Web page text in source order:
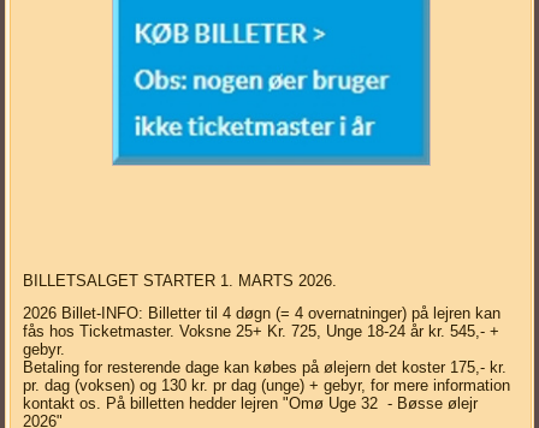
BILLETSALGET STARTER 1. MARTS 2026.
2026 Billet-INFO: Billetter til 4 døgn (= 4 overnatninger) på lejren kan
fås hos Ticketmaster. Voksne 25+ Kr. 725, Unge 18-24 år kr. 545,- +
gebyr.
Betaling for resterende dage kan købes på ølejern det koster 175,- kr.
pr. dag (voksen) og 130 kr. pr dag (unge) + gebyr, for mere information
kontakt os. På billetten hedder lejren "Omø Uge 32 - Bøsse ølejr
2026"